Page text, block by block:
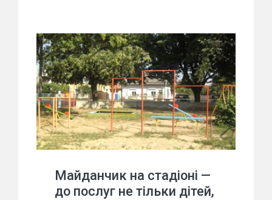
Майданчик на стадіоні —
до послуг не тільки дітей,